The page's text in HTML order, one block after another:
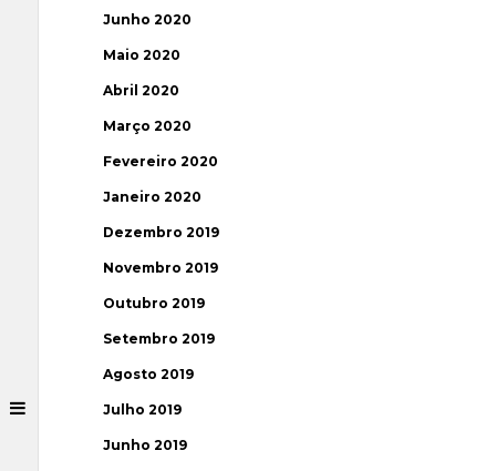
Junho 2020
Maio 2020
Abril 2020
Março 2020
Fevereiro 2020
Janeiro 2020
Dezembro 2019
Novembro 2019
Outubro 2019
Setembro 2019
Agosto 2019
Julho 2019
Junho 2019